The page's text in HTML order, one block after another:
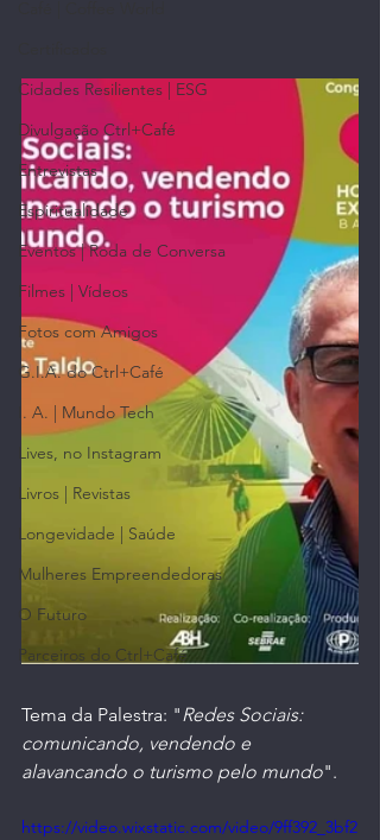
Cidades Resilientes | ESG
Divulgação Ctrl+Café
Entrevistas
Espiritualidade
Eventos | Roda de Conversa
Filmes | Vídeos
Fotos com Amigos
G.I.A. do Ctrl+Café
I. A. | Mundo Tech
Lives, no Instagram
Livros | Revistas
Longevidade | Saúde
Mulheres Empreendedoras
O Futuro
Parceiros do Ctrl+Café
Tema da Palestra: "Redes Sociais:
comunicando, vendendo e
alavancando o turismo pelo mundo".
https://video.wixstatic.com/video/9ff392_3bf2